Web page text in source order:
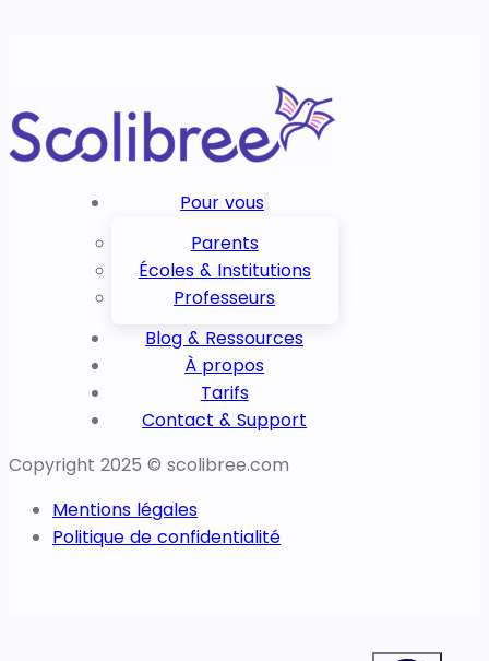
Pour vous
Parents
Écoles & Institutions
Professeurs
Blog & Ressources
À propos
Tarifs
Contact & Support
Copyright 2025 © scolibree.com
Mentions légales
Politique de confidentialité